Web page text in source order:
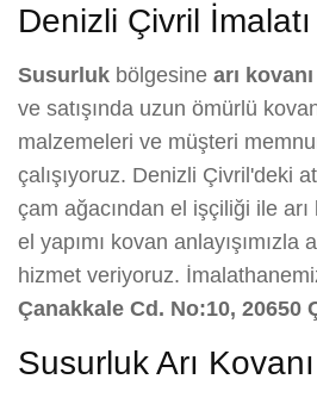
Denizli Çivril İmalatı
Susurluk bölgesine arı
ve satışında uzun ömürlü
malzemeleri ve müşteri
çalışıyoruz. Denizli Çivril'deki
çam ağacından el işçiliği ile
el yapımı kovan anlayışımızla
hizmet veriyoruz.
Çanakkale Cd. No:10, 20650
Susurluk Arı